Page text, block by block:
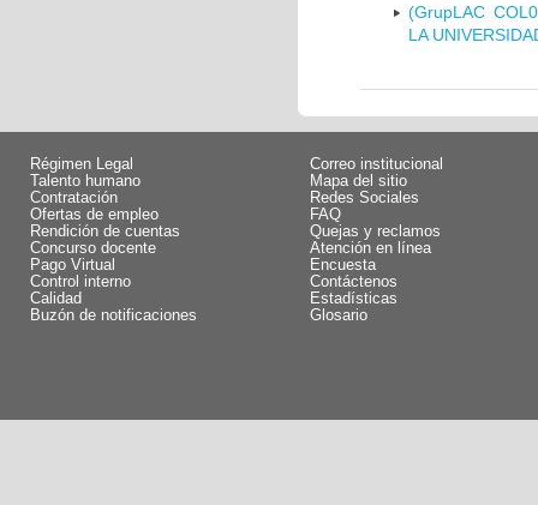
(GrupLAC
LA
Régimen Legal
Talento humano
Contratación
Ofertas de empleo
Rendición de cuentas
Concurso docente
Pago Virtual
Control interno
Calidad
Buzón de notificaciones
Correo institucional
Mapa del sitio
Redes Sociales
FAQ
Quejas y reclamos
Atención en línea
Encuesta
Contáctenos
Estadísticas
Glosario